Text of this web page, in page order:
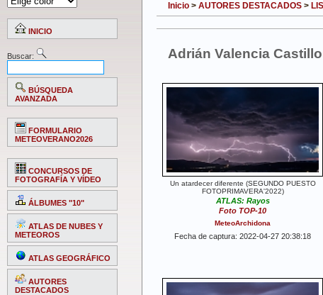
INICIO
Buscar:
BÚSQUEDA
AVANZADA
FORMULARIO
METEOVERANO2026
CONCURSOS DE
FOTOGRAFÍA Y VÍDEO
ÁLBUMES "10"
ATLAS DE NUBES Y
METEOROS
ATLAS GEOGRÁFICO
AUTORES
DESTACADOS
Inicio > AUTORES DESTACADOS >
Adrián Valencia Castillo
Un atardecer diferente (SEGUNDO PUESTO
FOTOPRIMAVERA'2022)
ATLAS: Rayos
Foto TOP-10
MeteoArchidona
Fecha de captura: 2022-04-27 20:38:18